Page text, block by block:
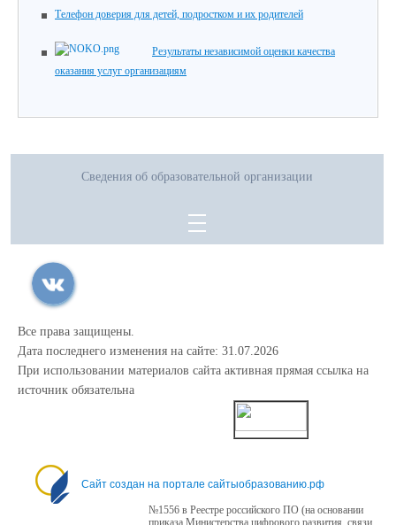
Телефон доверия для детей, подростком и их родителей
Результаты независимой оценки качества
оказания услуг организациям
Сведения об образовательной организации
Все права защищены.
Дата последнего изменения на сайте: 31.07.2026
При использовании материалов сайта активная прямая ссылка на
источник обязательна
Сайт создан на портале сайтыобразованию.рф
№1556 в Реестре российского ПО (на основании